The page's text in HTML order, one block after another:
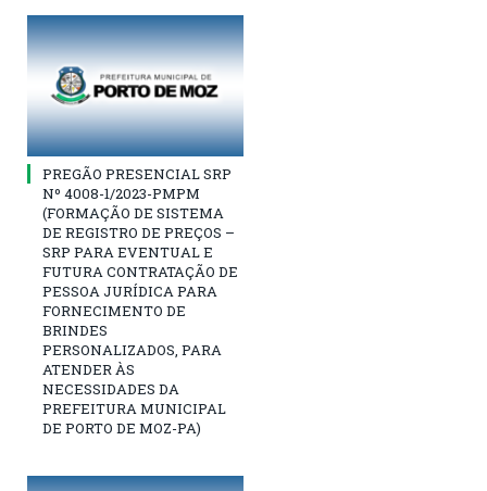
PREGÃO PRESENCIAL SRP
Nº 4008-1/2023-PMPM
(FORMAÇÃO DE SISTEMA
DE REGISTRO DE PREÇOS –
SRP PARA EVENTUAL E
FUTURA CONTRATAÇÃO DE
PESSOA JURÍDICA PARA
FORNECIMENTO DE
BRINDES
PERSONALIZADOS, PARA
ATENDER ÀS
NECESSIDADES DA
PREFEITURA MUNICIPAL
DE PORTO DE MOZ-PA)